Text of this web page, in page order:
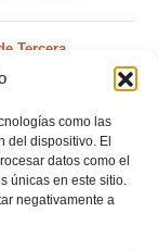
como las
del dispositivo. El
datos como el
únicas en este sitio.
negativamente a
Tercera
2026/2027
Juvenil de